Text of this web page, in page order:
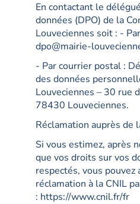
En contactant le
données (DPO) de la
Louveciennes soit : -
dpo@mairie-
- Par courrier postal :
des données
Louveciennes – 30 rue
78430 Louveciennes.
Réclamation auprès de
Si vous estimez, après
que vos droits sur vos
respectés, vous pouvez
réclamation à la CNIL
: https://www.cnil.fr/fr